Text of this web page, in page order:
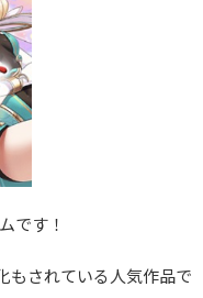
です！
もされている人気作品で